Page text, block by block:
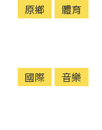
原鄉 體育
國際 音樂